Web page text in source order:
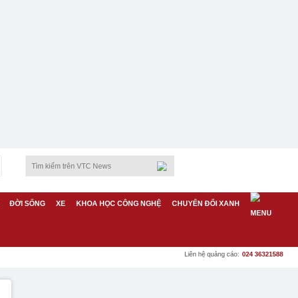
ĐỜI SỐNG XE KHOA HỌC CÔNG NGHỆ CHUYỂN ĐỔI XANH
Liên hệ quảng cáo: 024 36321588